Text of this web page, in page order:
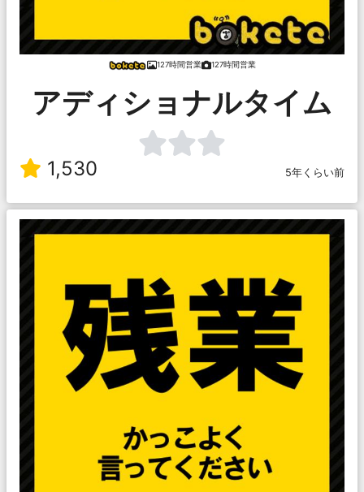
127時間営業 127時間営業
アディショナルタイム
1,530 5年くらい前